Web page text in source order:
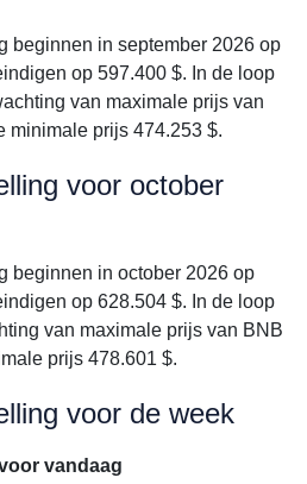
beginnen in september 2026 op
op 597.400 $. In de loop
van maximale prijs van
minimale prijs 474.253 $.
voor october
beginnen in october 2026 op
op 628.504 $. In de loop
van maximale prijs van BNB
prijs 478.601 $.
voor de week
vandaag